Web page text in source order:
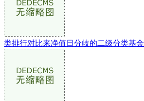
类排行对比来净值日分歧的二级分类基金